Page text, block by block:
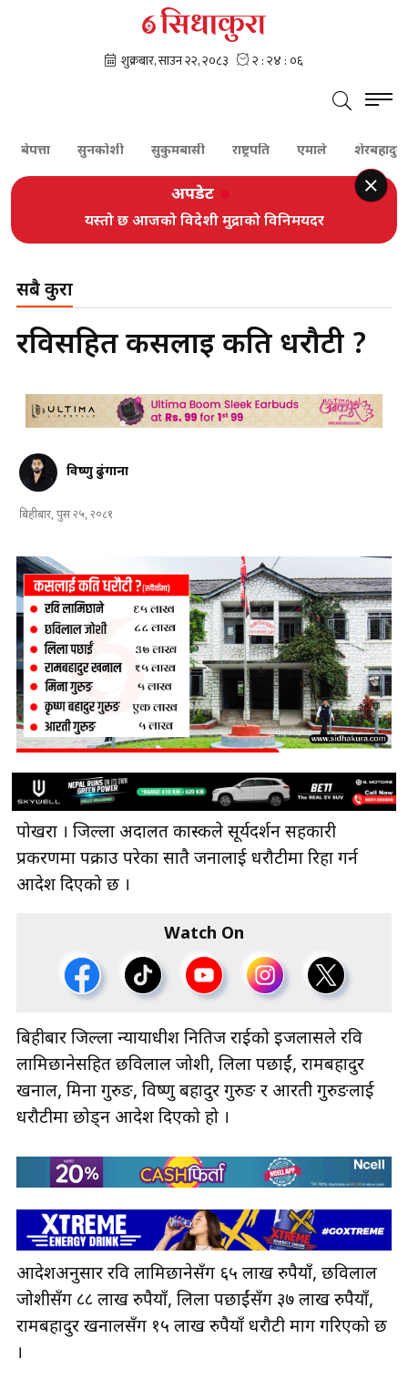
सुनकोशी सुकुमबासी राष्ट्रपति एमाले शेरबहादुर देउवा
अपडेट
यस्तो छ आजको विदेशी मुद्राको विनिमयदर
सबै कुरा
रविसहित कसलाई कति धरौटी ?
विष्णु ढुंगाना
बिहीबार, पुस २५, २०८१
पोखरा । जिल्ला अदालत कास्कीले सूर्यदर्शन सहकारी
प्रकरणमा पक्राउ परेका सातै जनालाई धरौटीमा रिहा गर्न
आदेश दिएको छ ।
Watch On
बिहीबार जिल्ला न्यायाधीश नितिज राईको इजलासले रवि
लामिछानेसहित छविलाल जोशी, लिला पछाईं, रामबहादुर
खनाल, मिना गुरुङ, विष्णु बहादुर गुरुङ र आरती गुरुङलाई
धरौटीमा छोड्न आदेश दिएको हो ।
आदेशअनुसार रवि लामिछानेसँग ६५ लाख रुपैयाँ, छविलाल
जोशीसँग ८८ लाख रुपैयाँ, लिला पछाईंसँग ३७ लाख रुपैयाँ,
रामबहादुर खनालसँग १५ लाख रुपैयाँ धरौटी माग गरिएको छ
।